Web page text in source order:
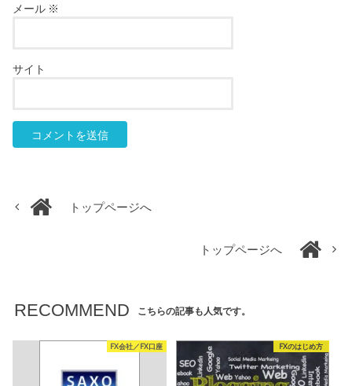
メール ※
サイト
トップページへ
トップページへ
RECOMMEND こちらの記事も人気です。
FX会社／FX口座 FXのはじめ方